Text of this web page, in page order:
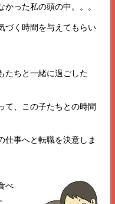
った私の頭の中。。。
づく時間を与えてもらい
たちと一緒に過ごした
て、この子たちとの時間
仕事へと転職を決意しま
べ